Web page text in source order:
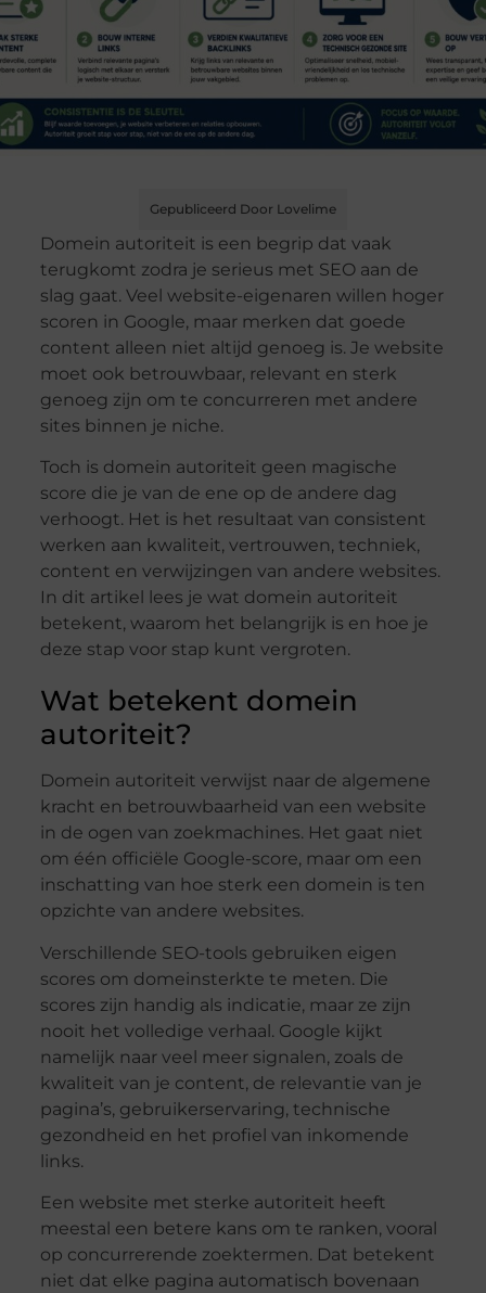
Gepubliceerd Door Lovelime
Domein autoriteit is een begrip dat vaak
terugkomt zodra je serieus met SEO aan de
slag gaat. Veel website-eigenaren willen hoger
scoren in Google, maar merken dat goede
content alleen niet altijd genoeg is. Je website
moet ook betrouwbaar, relevant en sterk
genoeg zijn om te concurreren met andere
sites binnen je niche.
Toch is domein autoriteit geen magische
score die je van de ene op de andere dag
verhoogt. Het is het resultaat van consistent
werken aan kwaliteit, vertrouwen, techniek,
content en verwijzingen van andere websites.
In dit artikel lees je wat domein autoriteit
betekent, waarom het belangrijk is en hoe je
deze stap voor stap kunt vergroten.
Wat betekent domein
autoriteit?
Domein autoriteit verwijst naar de algemene
kracht en betrouwbaarheid van een website
in de ogen van zoekmachines. Het gaat niet
om één officiële Google-score, maar om een
inschatting van hoe sterk een domein is ten
opzichte van andere websites.
Verschillende SEO-tools gebruiken eigen
scores om domeinsterkte te meten. Die
scores zijn handig als indicatie, maar ze zijn
nooit het volledige verhaal. Google kijkt
namelijk naar veel meer signalen, zoals de
kwaliteit van je content, de relevantie van je
pagina’s, gebruikerservaring, technische
gezondheid en het profiel van inkomende
links.
Een website met sterke autoriteit heeft
meestal een betere kans om te ranken, vooral
op concurrerende zoektermen. Dat betekent
niet dat elke pagina automatisch bovenaan